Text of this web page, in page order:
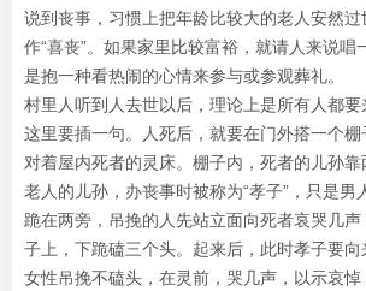
说到丧事，习惯上把年龄比较大的老人安然
作“喜丧”。如果家里比较富裕，就请人来说唱
是抱一种看热闹的心情来参与或参观葬礼。
村里人听到人去世以后，理论上是所有人都要
这里要插一句。人死后，就要在门外搭一个棚
对着屋内死者的灵床。棚子内，死者的儿孙
老人的儿孙，办丧事时被称为“孝子”，只是男
跪在两旁，吊挽的人先站立面向死者哀哭几
子上，下跪磕三个头。起来后，此时孝子要向
女性吊挽不磕头，在灵前，哭几声，以示哀